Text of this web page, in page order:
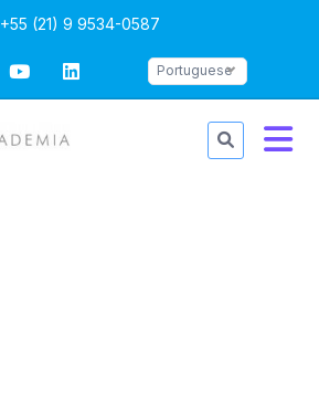
+55 (21) 9 9534-0587
Portuguese